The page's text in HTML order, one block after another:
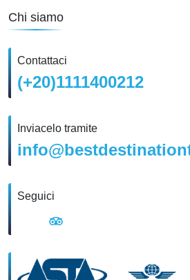
Chi siamo
Contattaci
(+20)1111400212
Inviacelo tramite
Seguici